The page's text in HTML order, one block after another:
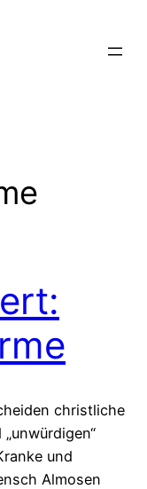
christliche
und
Almosen